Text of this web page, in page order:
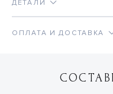
ДЕТАЛИ
ОПЛАТА И ДОСТАВКА